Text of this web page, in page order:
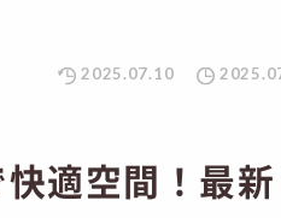
2025.07.10
適空間！最新